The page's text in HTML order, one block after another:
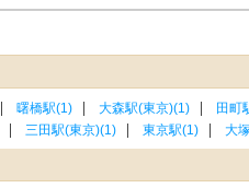
曙橋駅(1) 大森駅(東京)(1) 田町
三田駅(東京)(1) 東京駅(1) 大